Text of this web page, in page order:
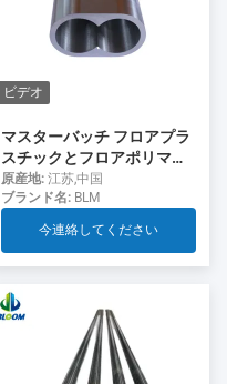
ビデオ
マスターバッチ フロアプラ
スチックとフロアポリマー
のためのビメタリックスク
リューバレルライナー
原産地: 江苏,中国
ブランド名: BLM
今連絡してください